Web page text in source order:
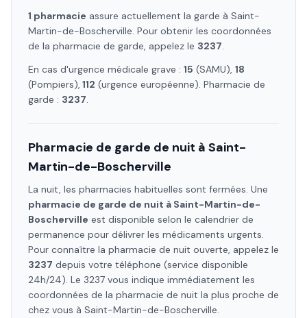
1 pharmacie assure actuellement la garde à Saint-
Martin-de-Boscherville. Pour obtenir les coordonnées
de la pharmacie de garde, appelez le 3237.
En cas d'urgence médicale grave : 15 (SAMU), 18
(Pompiers), 112 (urgence européenne). Pharmacie de
garde : 3237.
Pharmacie de garde de nuit à Saint-
Martin-de-Boscherville
La nuit, les pharmacies habituelles sont fermées. Une
pharmacie de garde de nuit à Saint-Martin-de-
Boscherville est disponible selon le calendrier de
permanence pour délivrer les médicaments urgents.
Pour connaître la pharmacie de nuit ouverte, appelez le
3237 depuis votre téléphone (service disponible
24h/24). Le 3237 vous indique immédiatement les
coordonnées de la pharmacie de nuit la plus proche de
chez vous à Saint-Martin-de-Boscherville.